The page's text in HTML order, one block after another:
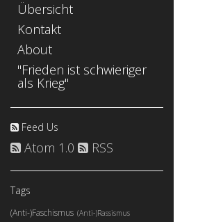
Übersicht
Kontakt
About
"Frieden ist schwieriger
als Krieg"
Feed Us
Atom 1.0 RSS
Tags
(Anti-)Faschismus (Anti-)Rassismus